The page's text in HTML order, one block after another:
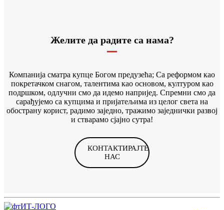
Желите да радите са нама?
Компанија сматра купце Богом предузећа; Са реформом као
покретачком снагом, талентима као основом, културом као
подршком, одлучни смо да идемо напријед. Спремни смо да
сарађујемо са купцима и пријатељима из целог света на
обострану корист, радимо заједно, тражимо заједнички развој
и стварамо сјајно сутра!
КОНТАКТИРАЈТЕ
НАС